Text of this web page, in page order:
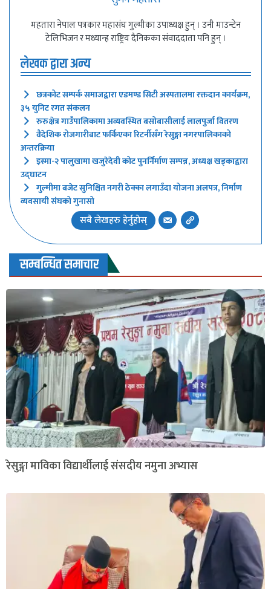
महतारा नेपाल पत्रकार महासंघ गुल्मीका उपाध्यक्ष हुन् । उनी माउन्टेन
टेलिभिजन र मध्यान्ह राष्ट्रिय दैनिकका संवाददाता पनि हुन् ।
लेखक द्वारा अन्य
छत्रकोट सम्पर्क समाजद्वारा एडमण्ड सिटी अस्पतालमा रक्तदान कार्यक्रम,
३५ युनिट रगत संकलन
रुरुक्षेत्र गाउँपालिकामा अव्यवस्थित बसोबासीलाई लालपुर्जा वितरण
वैदेशिक रोजगारीबाट फर्किएका रिटर्नीसँग रेसुङ्गा नगरपालिकाको
अन्तरक्रिया
इस्मा-२ पालुखामा खजुरेदेवी कोट पुनर्निर्माण सम्पन्न, अध्यक्ष खड्काद्वारा
उद्घाटन
गुल्मीमा बजेट सुनिश्चित नगरी ठेक्का लगाउँदा योजना अलपत्र, निर्माण
व्यवसायी संघको गुनासो
सबै लेखहरु हेर्नुहोस्
सम्बन्धित समाचार
रेसुङ्गा माविका विद्यार्थीलाई संसदीय नमुना अभ्यास